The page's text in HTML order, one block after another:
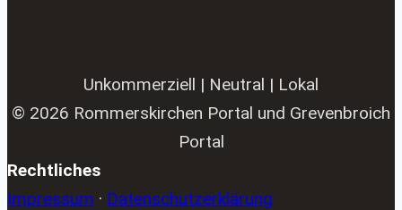
Unkommerziell | Neutral | Lokal
© 2026 Rommerskirchen Portal und Grevenbroich
Portal
Rechtliches
Impressum · Datenschutzerklärung